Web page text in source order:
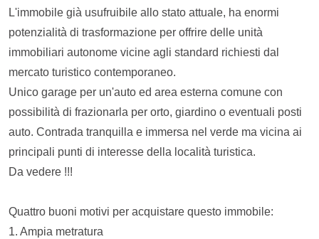
L'immobile già usufruibile allo stato attuale, ha enormi
potenzialità di trasformazione per offrire delle unità
immobiliari autonome vicine agli standard richiesti dal
mercato turistico contemporaneo.
Unico garage per un'auto ed area esterna comune con
possibilità di frazionarla per orto, giardino o eventuali posti
auto. Contrada tranquilla e immersa nel verde ma vicina ai
principali punti di interesse della località turistica.
Da vedere !!!
Quattro buoni motivi per acquistare questo immobile:
1. Ampia metratura